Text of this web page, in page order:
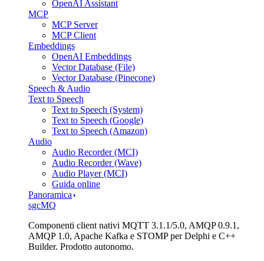
OpenAI Assistant
MCP
MCP Server
MCP Client
Embeddings
OpenAI Embeddings
Vector Database (File)
Vector Database (Pinecone)
Speech & Audio
Text to Speech
Text to Speech (System)
Text to Speech (Google)
Text to Speech (Amazon)
Audio
Audio Recorder (MCI)
Audio Recorder (Wave)
Audio Player (MCI)
Guida online
Panoramica
sgcMQ
Componenti client nativi MQTT 3.1.1/5.0, AMQP 0.9.1,
AMQP 1.0, Apache Kafka e STOMP per Delphi e C++
Builder. Prodotto autonomo.